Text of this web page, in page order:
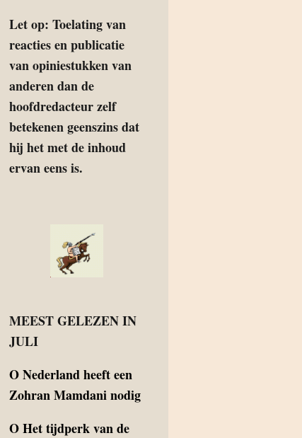
Let op: Toelating van
reacties en publicatie
van opiniestukken van
anderen dan de
hoofdredacteur zelf
betekenen geenszins dat
hij het met de inhoud
ervan eens is.
MEEST GELEZEN IN
JULI
ONederland heeft een
Zohran Mamdani nodig
OHet tijdperk van de